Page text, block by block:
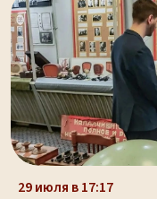
29 июля в 17:17